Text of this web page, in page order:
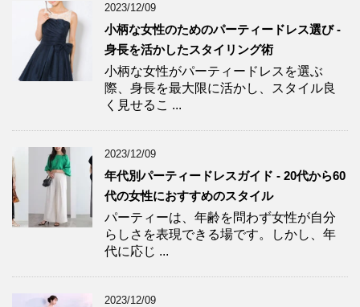
2023/12/09
小柄な女性のためのパーティードレス選び -
身長を活かしたスタイリング術
小柄な女性がパーティードレスを選ぶ
際、身長を最大限に活かし、スタイル良
く見せるこ ...
2023/12/09
年代別パーティードレスガイド - 20代から60
代の女性におすすめのスタイル
パーティーは、年齢を問わず女性が自分
らしさを表現できる場です。しかし、年
代に応じ ...
2023/12/09